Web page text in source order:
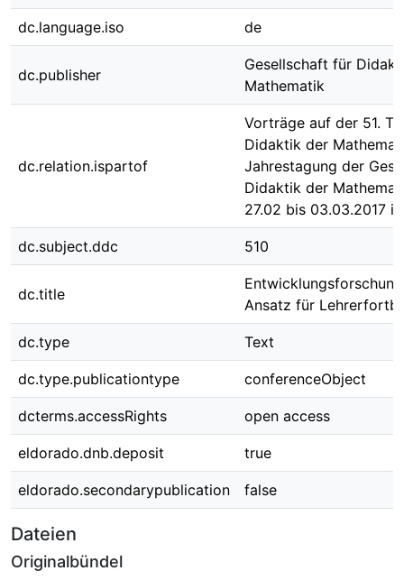
dc.language.iso de
dc.publisher
Gesellschaft für
Mathematik
dc.relation.ispartof
Vorträge auf der 51.
Didaktik der
Jahrestagung der
Didaktik der
27.02 bis 03.03.2017
dc.subject.ddc 510
dc.title
Ansatz für
dc.type Text
dc.type.publicationtype conferenceObject
dcterms.accessRights open access
eldorado.dnb.deposit true
eldorado.secondarypublication false
Dateien
Originalbündel